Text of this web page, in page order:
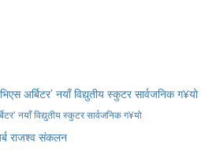
नयाँ विद्युतीय स्कुटर सार्वजनिक ग¥यो